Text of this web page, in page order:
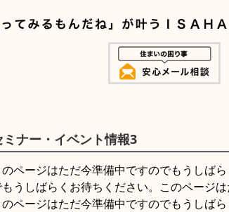
ミナー・イベント情報3
ページはただ今準備中ですのでもうしば
うしばらくお待ちください。このページ
ページはただ今準備中ですのでもうしば